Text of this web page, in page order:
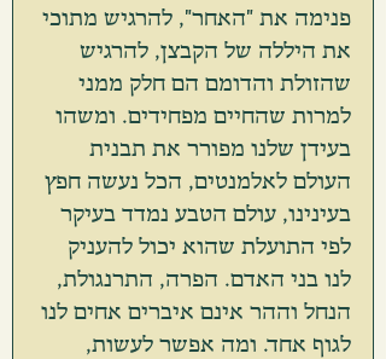
פנימה את "האחר", להרגיש מתוכי
את היללה של הקבצן, להרגיש
שהזולת והדומם הם חלק ממני
למרות שהחיים מפחידים. ומשהו
בעידן שלנו מפורר את תבנית
העולם לאלמנטים, הכל נעשה חפץ
בעינינו, עולם הטבע נמדד בעיקר
לפי התועלת שהוא יכול להעניק
לנו בני האדם. הפרה, התרנגולת,
הנחל וההר אינם איברים אחים לנו
לגוף אחד. ומה אפשר לעשות,